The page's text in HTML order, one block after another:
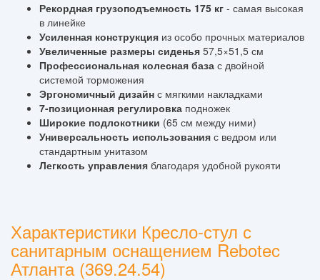
Рекордная грузоподъемность 175 кг - самая высокая
в линейке
Усиленная конструкция из особо прочных материалов
Увеличенные размеры сиденья 57,5×51,5 см
Профессиональная колесная база с двойной
системой торможения
Эргономичный дизайн с мягкими накладками
7-позиционная регулировка подножек
Широкие подлокотники (65 см между ними)
Универсальность использования с ведром или
стандартным унитазом
Легкость управления благодаря удобной рукояти
Характеристики Кресло-стул с
санитарным оснащением Rebotec
Атланта (369.24.54)